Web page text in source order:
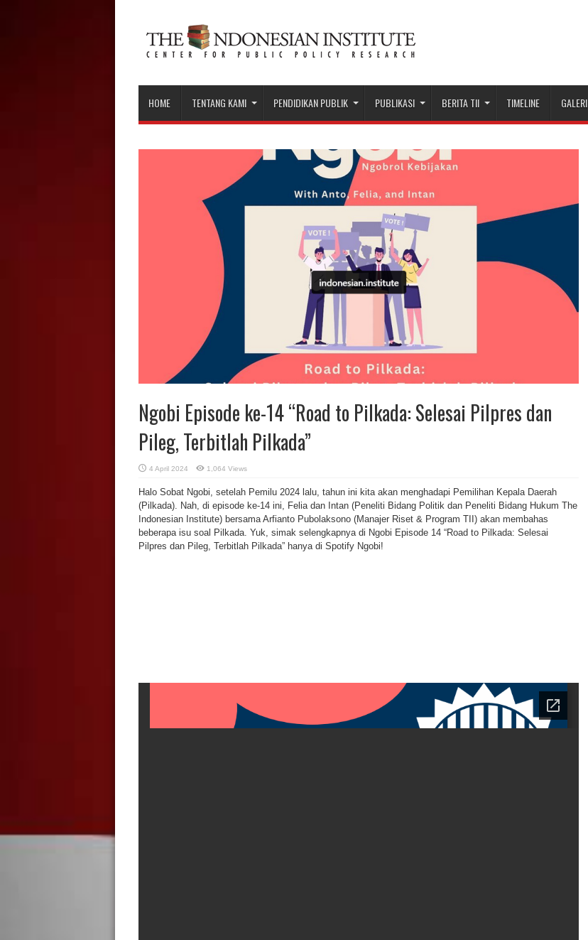
HOME TENTANG KAMI PENDIDIKAN PUBLIK PUBLIKASI BERITA TII TIMELINE GALERI
Ngobi Episode ke-14 “Road to Pilkada: Selesai Pilpres dan
Pileg, Terbitlah Pilkada”
4 April 2024 1,064 Views
Halo Sobat Ngobi, setelah Pemilu 2024 lalu, tahun ini kita akan menghadapi Pemilihan Kepala Daerah
(Pilkada). Nah, di episode ke-14 ini, Felia dan Intan (Peneliti Bidang Politik dan Peneliti Bidang Hukum The
Indonesian Institute) bersama Arfianto Pubolaksono (Manajer Riset & Program TII) akan membahas
beberapa isu soal Pilkada. Yuk, simak selengkapnya di Ngobi Episode 14 “Road to Pilkada: Selesai
Pilpres dan Pileg, Terbitlah Pilkada” hanya di Spotify Ngobi!